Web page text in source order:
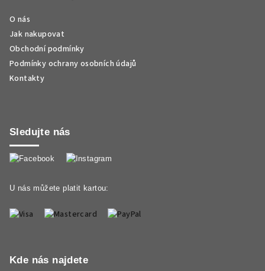
O nás
Jak nakupovat
Obchodní podmínky
Podmínky ochrany osobních údajů
Kontakty
Sledujte nás
U nás můžete platit kartou:
Kde nás najdete